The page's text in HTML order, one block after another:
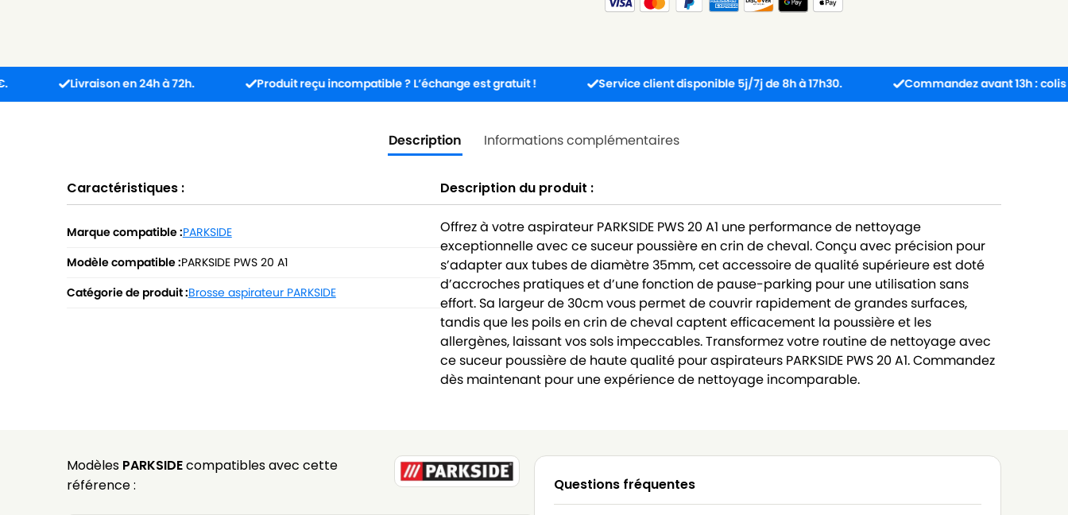
Livraison en 24h à 72h. Produit reçu incompatible ? L’échange est gratuit ! Service client disponible 5j/7j de 8h à 17h30. Commandez avant 13h : colis
Description Informations complémentaires
Caractéristiques :
Marque compatible :PARKSIDE
Modèle compatible :PARKSIDE PWS 20 A1
Catégorie de produit :Brosse aspirateur PARKSIDE
Description du produit :
Offrez à votre aspirateur PARKSIDE PWS 20 A1 une performance de nettoyage
exceptionnelle avec ce suceur poussière en crin de cheval. Conçu avec précision pour
s’adapter aux tubes de diamètre 35mm, cet accessoire de qualité supérieure est doté
d’accroches pratiques et d’une fonction de pause-parking pour une utilisation sans
effort. Sa largeur de 30cm vous permet de couvrir rapidement de grandes surfaces,
tandis que les poils en crin de cheval captent efficacement la poussière et les
allergènes, laissant vos sols impeccables. Transformez votre routine de nettoyage avec
ce suceur poussière de haute qualité pour aspirateurs PARKSIDE PWS 20 A1. Commandez
dès maintenant pour une expérience de nettoyage incomparable.
Modèles PARKSIDEcompatibles avec cette
référence :
Questions fréquentes